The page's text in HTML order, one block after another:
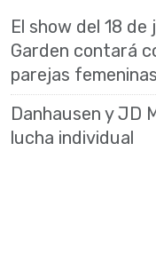
El show del 18
Garden contará
parejas femeninas
Danhausen y JD
lucha individual